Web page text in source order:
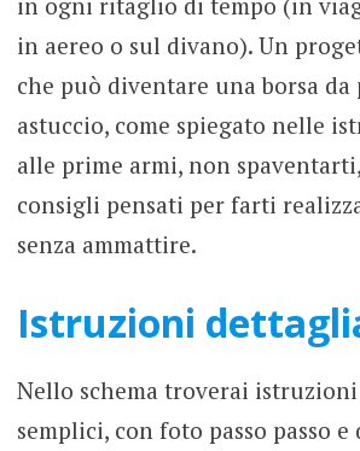
in aereo o sul divano). Un
che può diventare una borsa da
astuccio, come spiegato nelle
alle prime armi, non
consigli pensati per farti
senza ammattire.
Istruzioni
Nello schema troverai
semplici, con foto passo passo